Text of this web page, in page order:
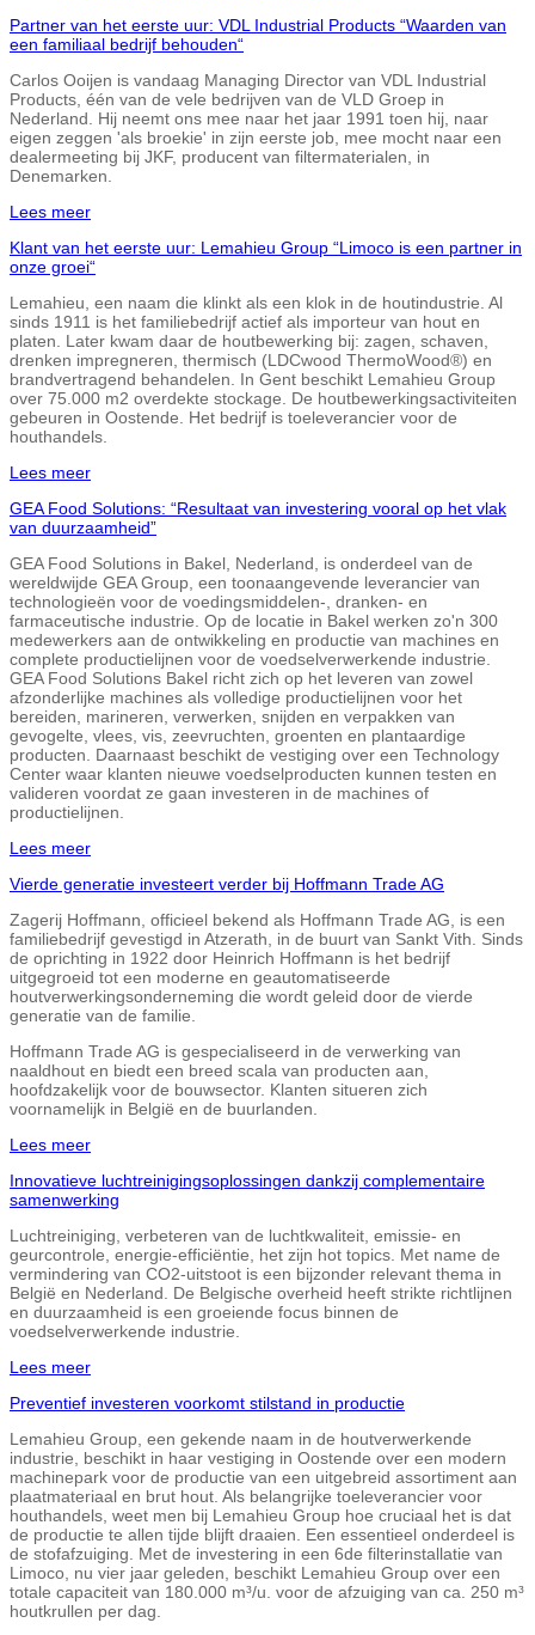
Partner van het eerste uur: VDL Industrial Products “Waarden van
een familiaal bedrijf behouden“
Carlos Ooijen is vandaag Managing Director van VDL Industrial
Products, één van de vele bedrijven van de VLD Groep in
Nederland. Hij neemt ons mee naar het jaar 1991 toen hij, naar
eigen zeggen 'als broekie' in zijn eerste job, mee mocht naar een
dealermeeting bij JKF, producent van filtermaterialen, in
Denemarken.
Lees meer
Klant van het eerste uur: Lemahieu Group “Limoco is een partner in
onze groei“
Lemahieu, een naam die klinkt als een klok in de houtindustrie. Al
sinds 1911 is het familiebedrijf actief als importeur van hout en
platen. Later kwam daar de houtbewerking bij: zagen, schaven,
drenken impregneren, thermisch (LDCwood ThermoWood®) en
brandvertragend behandelen. In Gent beschikt Lemahieu Group
over 75.000 m2 overdekte stockage. De houtbewerkingsactiviteiten
gebeuren in Oostende. Het bedrijf is toeleverancier voor de
houthandels.
Lees meer
GEA Food Solutions: “Resultaat van investering vooral op het vlak
van duurzaamheid”
GEA Food Solutions in Bakel, Nederland, is onderdeel van de
wereldwijde GEA Group, een toonaangevende leverancier van
technologieën voor de voedingsmiddelen-, dranken- en
farmaceutische industrie. Op de locatie in Bakel werken zo'n 300
medewerkers aan de ontwikkeling en productie van machines en
complete productielijnen voor de voedselverwerkende industrie.
GEA Food Solutions Bakel richt zich op het leveren van zowel
afzonderlijke machines als volledige productielijnen voor het
bereiden, marineren, verwerken, snijden en verpakken van
gevogelte, vlees, vis, zeevruchten, groenten en plantaardige
producten. Daarnaast beschikt de vestiging over een Technology
Center waar klanten nieuwe voedselproducten kunnen testen en
valideren voordat ze gaan investeren in de machines of
productielijnen.
Lees meer
Vierde generatie investeert verder bij Hoffmann Trade AG
Zagerij Hoffmann, officieel bekend als Hoffmann Trade AG, is een
familiebedrijf gevestigd in Atzerath, in de buurt van Sankt Vith. Sinds
de oprichting in 1922 door Heinrich Hoffmann is het bedrijf
uitgegroeid tot een moderne en geautomatiseerde
houtverwerkingsonderneming die wordt geleid door de vierde
generatie van de familie.
Hoffmann Trade AG is gespecialiseerd in de verwerking van
naaldhout en biedt een breed scala van producten aan,
hoofdzakelijk voor de bouwsector. Klanten situeren zich
voornamelijk in België en de buurlanden.
Lees meer
Innovatieve luchtreinigingsoplossingen dankzij complementaire
samenwerking
Luchtreiniging, verbeteren van de luchtkwaliteit, emissie- en
geurcontrole, energie-efficiëntie, het zijn hot topics. Met name de
vermindering van CO2-uitstoot is een bijzonder relevant thema in
België en Nederland. De Belgische overheid heeft strikte richtlijnen
en duurzaamheid is een groeiende focus binnen de
voedselverwerkende industrie.
Lees meer
Preventief investeren voorkomt stilstand in productie
Lemahieu Group, een gekende naam in de houtverwerkende
industrie, beschikt in haar vestiging in Oostende over een modern
machinepark voor de productie van een uitgebreid assortiment aan
plaatmateriaal en brut hout. Als belangrijke toeleverancier voor
houthandels, weet men bij Lemahieu Group hoe cruciaal het is dat
de productie te allen tijde blijft draaien. Een essentieel onderdeel is
de stofafzuiging. Met de investering in een 6de filterinstallatie van
Limoco, nu vier jaar geleden, beschikt Lemahieu Group over een
totale capaciteit van 180.000 m³/u. voor de afzuiging van ca. 250 m³
houtkrullen per dag.